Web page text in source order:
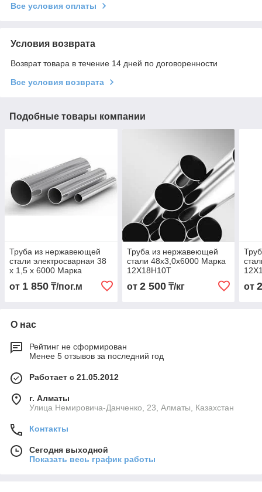
Все условия оплаты
Условия возврата
Возврат товара в течение 14 дней по договоренности
Все условия возврата
Подобные товары компании
Труба из нержавеющей
стали электросварная 38
х 1,5 х 6000 Марка
12Х18Н10Т
от 1 850 ₸/пог.м
Труба из нержавеющей
стали 48х3,0х6000 Марка
12Х18Н10Т
от 2 500₸/кг от
О нас
Рейтинг не сформирован
Менее 5 отзывов за последний год
Работает с 21.05.2012
г. Алматы
Улица Немировича-Данченко, 23, Алматы, Казахстан
Контакты
Сегодня выходной
Показать весь график работы